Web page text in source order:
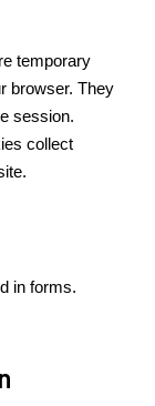
temporary
browser. They
session.
collect
in forms.